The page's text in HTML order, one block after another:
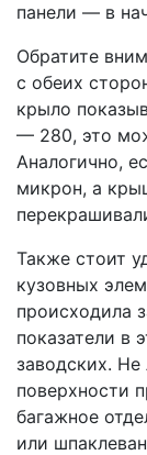
панели — в
Обратите
с обеих
крыло
— 280, это
Аналогично,
микрон, а
Также стоит
кузовных
происходила
показатели в
заводских.
поверхности
багажное
или